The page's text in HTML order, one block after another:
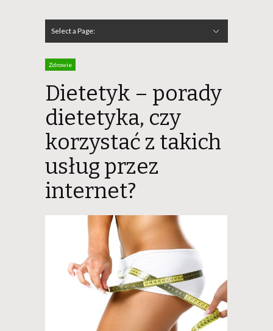
Select a Page:
Zdrowie
Dietetyk – porady
dietetyka, czy
korzystać z takich
usług przez
internet?